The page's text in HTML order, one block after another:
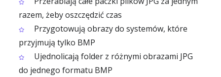
razem, żeby oszczędzić czas
Przygotowują obrazy do systemów, które
przyjmują tylko BMP
Ujednolicają folder z różnymi obrazami JPG
do jednego formatu BMP